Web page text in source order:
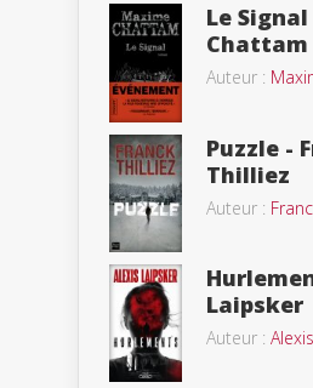
Le
Chattam
Auteur :
Puzzle -
Thilliez
Auteur :
Laipsker
Auteur :